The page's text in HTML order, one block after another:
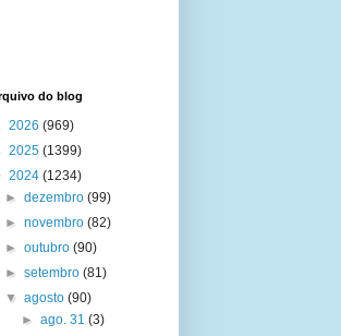
do blog
2026 (969)
2025 (1399)
2024 (1234)
►dezembro(99)
►novembro(82)
►outubro(90)
►setembro(81)
▼agosto(90)
► ago. 31 (3)